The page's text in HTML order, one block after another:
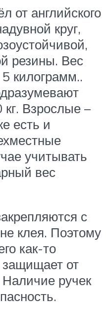
от английского
круг,
резины. Вес
килограмм..
кг. Взрослые –
есть и
учитывать
вес
с
клея. Поэтому
как-то
защищает от
Наличие ручек